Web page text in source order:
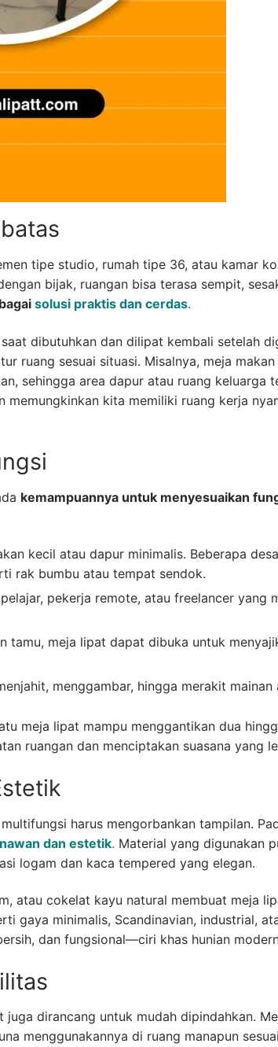
tipe studio, rumah tipe 36, atau kamar
bijak, ruangan bisa terasa sempit,
solusi praktis dan cerdas.
dibutuhkan dan dilipat kembali setelah
ruang sesuai situasi. Misalnya, meja
sehingga area dapur atau ruang keluarga
kita memiliki ruang kerja
kemampuannya untuk menyesuaikan
kecil atau dapur minimalis. Beberapa
rak bumbu atau tempat sendok.
pekerja remote, atau freelancer yang
tamu, meja lipat dapat dibuka untuk
menggambar, hingga merakit mainan
meja lipat mampu menggantikan dua
ruangan dan menciptakan suasana yang
harus mengorbankan tampilan.
dan estetik. Material yang digunakan
logam dan kaca tempered yang elegan.
atau cokelat kayu natural membuat meja
gaya minimalis, Scandinavian, industrial,
dan fungsional—ciri khas hunian
juga dirancang untuk mudah dipindahkan.
menggunakannya di ruang manapun